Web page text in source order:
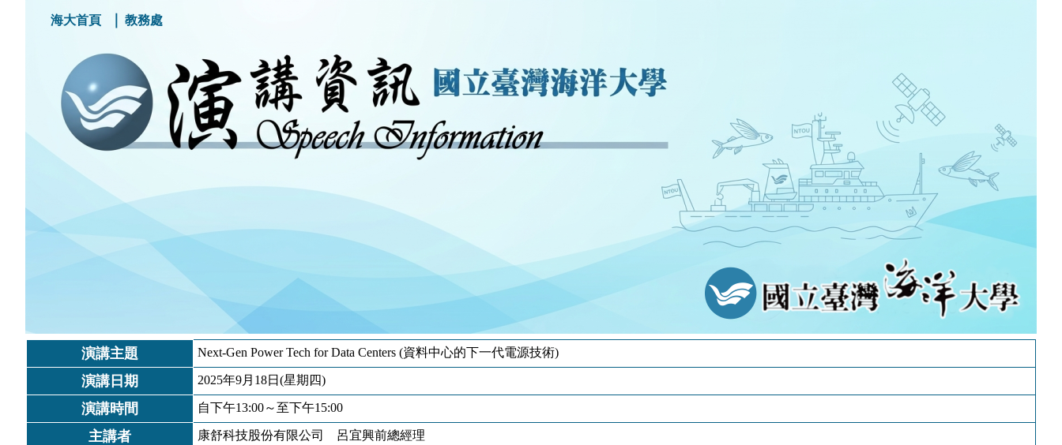
海大首頁 教務處
演講主題 Next-Gen Power Tech for Data Centers (資料中心的下一代電源技術)
演講日期 2025年9月18日(星期四)
演講時間 自下午13:00～至下午15:00
主講者 康舒科技股份有限公司 呂宜興前總經理